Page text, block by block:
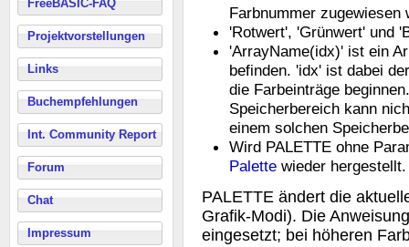
FreeBASIC-FAQ
Projektvorstellungen
Links
Buchempfehlungen
Int. Community Report
Forum
Chat
Impressum
Farbnummer zugewiesen
'Rotwert', 'Grünwert' und
'ArrayName(idx)' ist ein
befinden. 'idx' ist dabei
die Farbeinträge
Speicherbereich kann
einem solchen
Wird PALETTE ohne
Palette wieder hergestellt.
PALETTE ändert die
Grafik-Modi). Die
eingesetzt; bei höheren